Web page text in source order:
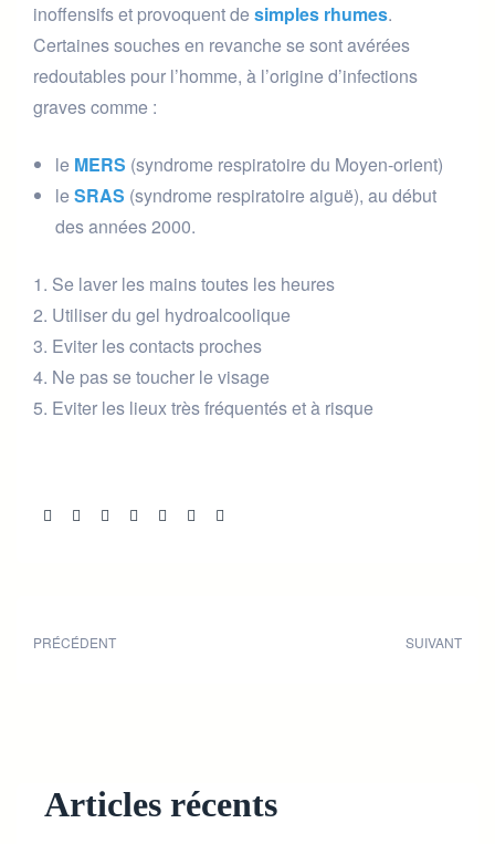
inoffensifs et provoquent de simples rhumes.
Certaines souches en revanche se sont avérées
redoutables pour l’homme, à l’origine d’infections
graves comme :
le MERS (syndrome respiratoire du Moyen-orient)
le SRAS (syndrome respiratoire aiguë), au début
des années 2000.
Se laver les mains toutes les heures
Utiliser du gel hydroalcoolique
Eviter les contacts proches
Ne pas se toucher le visage
Eviter les lieux très fréquentés et à risque
Share:
PRÉCÉDENT SUIVANT
Articles récents